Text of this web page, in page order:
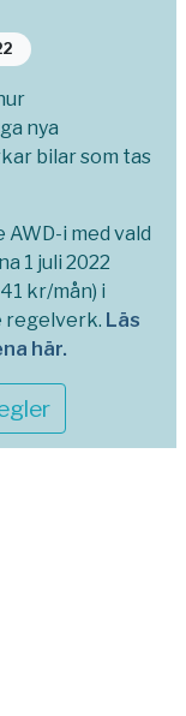
nya
bilar som tas
i med vald
1 juli 2022
kr/mån) i
regelverk. Läs
här.